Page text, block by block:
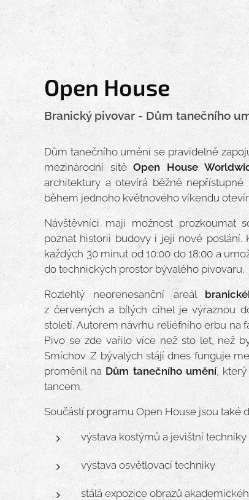
Open House
Branický pivovar - Dům tanečního
Dům tanečního umění se pravidelně
mezinárodní sítěOpen House
architektury a otevírá běžně
během jednoho květnového víkendu
Návštěvníci mají možnost prozkoumat
poznat historii budovy i její nové
každých 30 minut od 10:00 do 18:00 a
do technických prostor bývalého pivovaru.
Rozlehlý neorenesanční areál
z červených a bílých cihel je výraznou
století. Autorem návrhu reliéfního erbu na
Pivo se zde vařilo více než sto let, než
Smíchov. Z bývalých stájí dnes funguje
proměnil na Dům tanečního umění,
tancem.
Součástí programu Open House jsou také
výstava kostýmů a jevištní techniky
výstava osvětlovací techniky
stálá expozice obrazů